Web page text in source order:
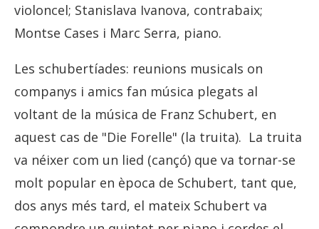
violoncel; Stanislava Ivanova, contrabaix;
Montse Cases i Marc Serra, piano.
Les schubertíades: reunions musicals on
companys i amics fan música plegats al
voltant de la música de Franz Schubert, en
aquest cas de "Die Forelle" (la truita). La truita
va néixer com un lied (cançó) que va tornar-se
molt popular en època de Schubert, tant que,
dos anys més tard, el mateix Schubert va